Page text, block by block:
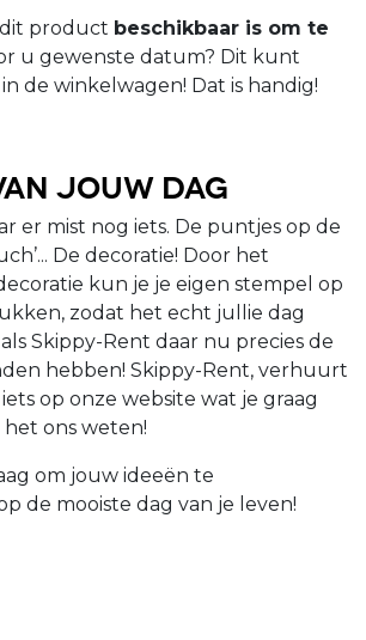
product beschikbaar is om te
u gewenste datum? Dit kunt
in de winkelwagen! Dat is handig!
jouw dag
er mist nog iets. De puntjes op de
De decoratie! Door het
kun je je eigen stempel op
zodat het echt jullie dag
Skippy-Rent daar nu precies de
hebben! Skippy-Rent, verhuurt
iets op onze website wat je graag
ons weten!
om jouw ideeën te
de mooiste dag van je leven!